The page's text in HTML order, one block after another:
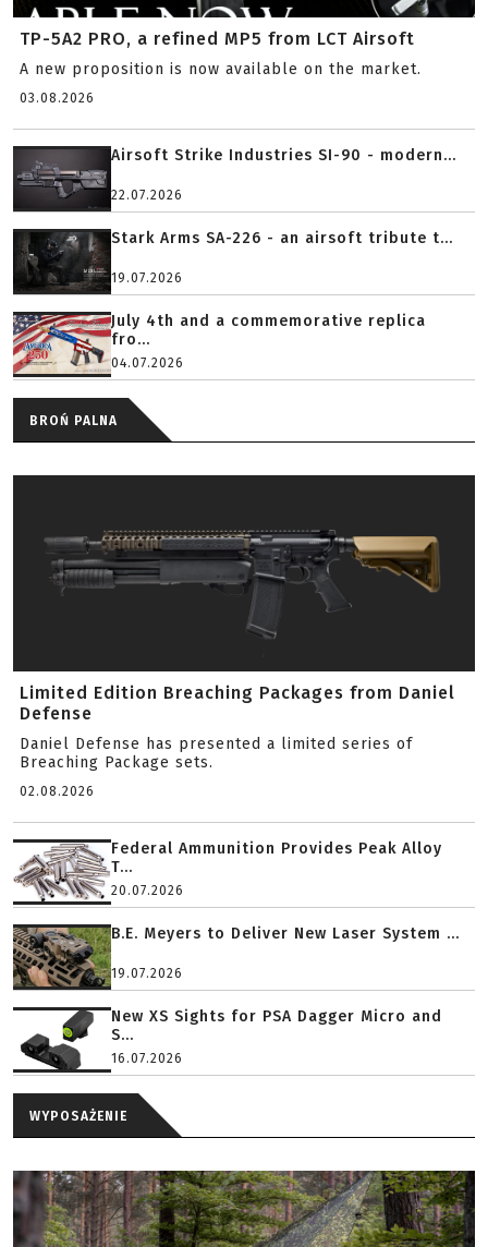
TP-5A2 PRO, a refined MP5 from LCT Airsoft
A new proposition is now available on the market.
03.08.2026
Airsoft Strike Industries SI-90 - modern...
22.07.2026
Stark Arms SA-226 - an airsoft tribute t...
19.07.2026
July 4th and a commemorative replica
fro...
04.07.2026
BROŃ PALNA
Limited Edition Breaching Packages from Daniel
Defense
Daniel Defense has presented a limited series of
Breaching Package sets.
02.08.2026
Federal Ammunition Provides Peak Alloy
T...
20.07.2026
B.E. Meyers to Deliver New Laser System ...
19.07.2026
New XS Sights for PSA Dagger Micro and
S...
16.07.2026
WYPOSAŻENIE